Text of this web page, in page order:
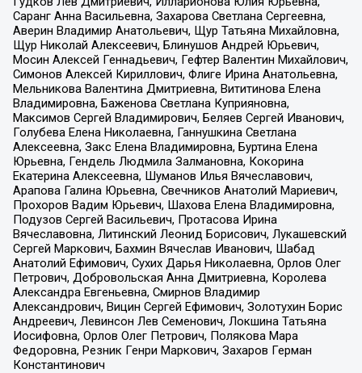
Саранг Анна Васильевна, Захарова Светлана Сергеевна,
Аверин Владимир Анатольевич, Щур Татьяна Михайловна,
Щур Николай Алексеевич, Блинушов Андрей Юрьевич,
Мосин Алексей Геннадьевич, Гефтер Валентин Михайлович,
Симонов Алексей Кириллович, Флиге Ирина Анатольевна,
Мельникова Валентина Дмитриевна, Вититинова Елена
Владимировна, Баженова Светлана Куприяновна,
Максимов Сергей Владимирович, Беляев Сергей Иванович,
Голубева Елена Николаевна, Ганнушкина Светлана
Алексеевна, Закс Елена Владимировна, Буртина Елена
Юрьевна, Гендель Людмила Залмановна, Кокорина
Екатерина Алексеевна, Шуманов Илья Вячеславович,
Арапова Галина Юрьевна, Свечников Анатолий Мариевич,
Прохоров Вадим Юрьевич, Шахова Елена Владимировна,
Подузов Сергей Васильевич, Протасова Ирина
Вячеславовна, Литинский Леонид Борисович, Лукашевский
Сергей Маркович, Бахмин Вячеслав Иванович, Шабад
Анатолий Ефимович, Сухих Дарья Николаевна, Орлов Олег
Петрович, Добровольская Анна Дмитриевна, Королева
Александра Евгеньевна, Смирнов Владимир
Александрович, Вицин Сергей Ефимович, Золотухин Борис
Андреевич, Левинсон Лев Семенович, Локшина Татьяна
Иосифовна, Орлов Олег Петрович, Полякова Мара
Федоровна, Резник Генри Маркович, Захаров Герман
Константинович